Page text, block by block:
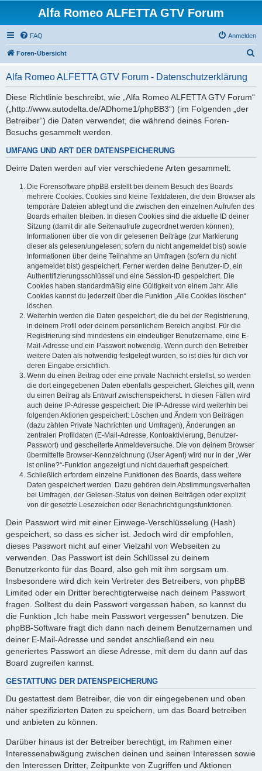
Alfa Romeo ALFETTA GTV Forum
FAQ Anmelden
Foren-Übersicht
Alfa Romeo ALFETTA GTV Forum - Datenschutzerklärung
Diese Richtlinie beschreibt, wie „Alfa Romeo ALFETTA GTV Forum“
(„http://www.autodelta.de/ADhome1/phpBB3“) (im Folgenden „der
Betreiber“) die Daten verwendet, die während deines Foren-
Besuchs gesammelt werden.
UMFANG UND ART DER DATENSPEICHERUNG
Deine Daten werden auf vier verschiedene Arten gesammelt:
Die Forensoftware phpBB erstellt bei deinem Besuch des Boards
mehrere Cookies. Cookies sind kleine Textdateien, die dein Browser als
temporäre Dateien ablegt und die zwischen den einzelnen Aufrufen des
Boards erhalten bleiben. In diesen Cookies sind die aktuelle ID deiner
Sitzung (damit dir alle Seitenaufrufe zugeordnet werden können),
Informationen über die von dir gelesenen Beiträge (zur Markierung
dieser als gelesen/ungelesen; sofern du nicht angemeldet bist) sowie
Informationen über deine Teilnahme an Umfragen (sofern du nicht
angemeldet bist) gespeichert. Ferner werden deine Benutzer-ID, ein
Authentifizierungsschlüssel und eine Session-ID gespeichert. Die
Cookies haben standardmäßig eine Gültigkeit von einem Jahr. Alle
Cookies kannst du jederzeit über die Funktion „Alle Cookies löschen“
löschen.
Weiterhin werden die Daten gespeichert, die du bei der Registrierung,
in deinem Profil oder deinem persönlichem Bereich angibst. Für die
Registrierung sind mindestens ein eindeutiger Benutzername, eine E-
Mail-Adresse und ein Passwort notwendig. Wenn durch den Betreiber
weitere Daten als notwendig festgelegt wurden, so ist dies für dich vor
deren Eingabe ersichtlich.
Wenn du einen Beitrag oder eine private Nachricht erstellst, so werden
die dort eingegebenen Daten ebenfalls gespeichert. Gleiches gilt, wenn
du einen Beitrag als Entwurf zwischenspeicherst. In diesen Fällen wird
auch deine IP-Adresse gespeichert. Die IP-Adresse wird weiterhin bei
folgenden Aktionen gespeichert: Löschen und Ändern von Beiträgen
(dazu zählen Private Nachrichten und Umfragen), Änderungen an
zentralen Profildaten (E-Mail-Adresse, Kontoaktivierung, Benutzer-
Passwort) und gescheiterte Anmeldeversuche. Die von deinem Browser
übermittelte Browser-Kennzeichnung (User Agent) wird nur in der „Wer
ist online?“-Funktion angezeigt und nicht dauerhaft gespeichert.
Schließlich erfordern einzelne Funktionen des Boards, dass weitere
Daten gespeichert werden. Dazu gehören dein Abstimmungsverhalten
bei Umfragen, der Gelesen-Status von deinen Beiträgen oder explizit
von dir gesetzte Lesezeichen oder Benachrichtigungsfunktionen.
Dein Passwort wird mit einer Einwege-Verschlüsselung (Hash)
gespeichert, so dass es sicher ist. Jedoch wird dir empfohlen,
dieses Passwort nicht auf einer Vielzahl von Webseiten zu
verwenden. Das Passwort ist dein Schlüssel zu deinem
Benutzerkonto für das Board, also geh mit ihm sorgsam um.
Insbesondere wird dich kein Vertreter des Betreibers, von phpBB
Limited oder ein Dritter berechtigterweise nach deinem Passwort
fragen. Solltest du dein Passwort vergessen haben, so kannst du
die Funktion „Ich habe mein Passwort vergessen“ benutzen. Die
phpBB-Software fragt dich dann nach deinem Benutzernamen und
deiner E-Mail-Adresse und sendet anschließend ein neu
generiertes Passwort an diese Adresse, mit dem du dann auf das
Board zugreifen kannst.
GESTATTUNG DER DATENSPEICHERUNG
Du gestattest dem Betreiber, die von dir eingegebenen und oben
näher spezifizierten Daten zu speichern, um das Board betreiben
und anbieten zu können.
Darüber hinaus ist der Betreiber berechtigt, im Rahmen einer
Interessenabwägung zwischen deinen und seinen Interessen sowie
den Interessen Dritter, Zeitpunkte von Zugriffen und Aktionen